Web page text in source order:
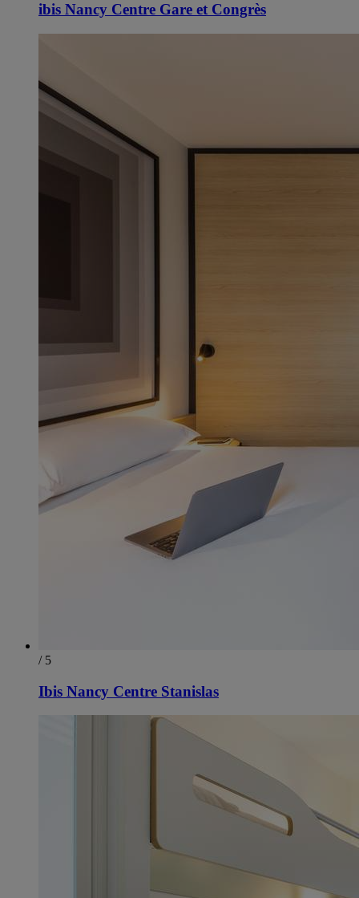
ibis Nancy Centre Gare et Congrès
/ 5
Ibis Nancy Centre Stanislas